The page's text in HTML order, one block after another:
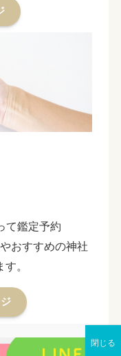
て鑑定予約
おすすめの神社
。